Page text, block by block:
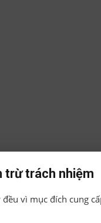
trừ trách nhiệm
vì mục đích cung